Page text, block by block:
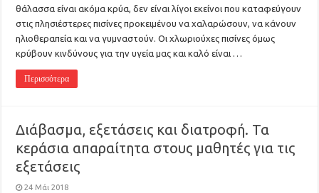
θάλασσα είναι ακόμα κρύα, δεν είναι λίγοι εκείνοι που καταφεύγουν
στις πλησιέστερες πισίνες προκειμένου να χαλαρώσουν, να κάνουν
ηλιοθεραπεία και να γυμναστούν. Οι χλωριούχες πισίνες όμως
κρύβουν κινδύνους για την υγεία μας και καλό είναι …
Περισσότερα
Διάβασμα, εξετάσεις και διατροφή. Τα
κεράσια απαραίτητα στους μαθητές για τις
εξετάσεις
24 Μάι 2018